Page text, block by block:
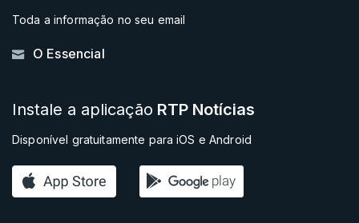
Toda a informação no seu email
O Essencial
Instale a aplicação RTP Notícias
Disponível gratuitamente para iOS e Android